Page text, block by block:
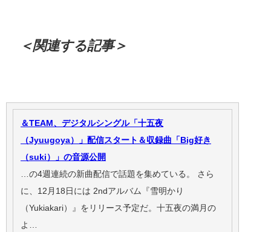
＜関連する記事＞
＆TEAM、デジタルシングル「十五夜
（Jyuugoya）」配信スタート＆収録曲「Big好き
（suki）」の音源公開
…の4週連続の新曲配信で話題を集めている。 さら
に、12月18日には 2ndアルバム『雪明かり
（Yukiakari）』をリリース予定だ。十五夜の満月の
よ…